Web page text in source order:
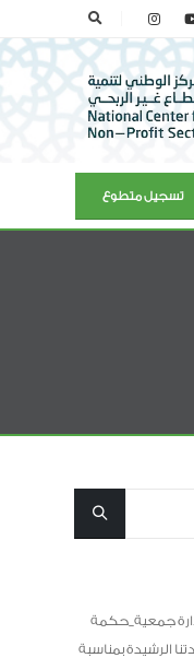
تسجيل متطوع
جمعية_حكمة
الرشيدة بمناسبة